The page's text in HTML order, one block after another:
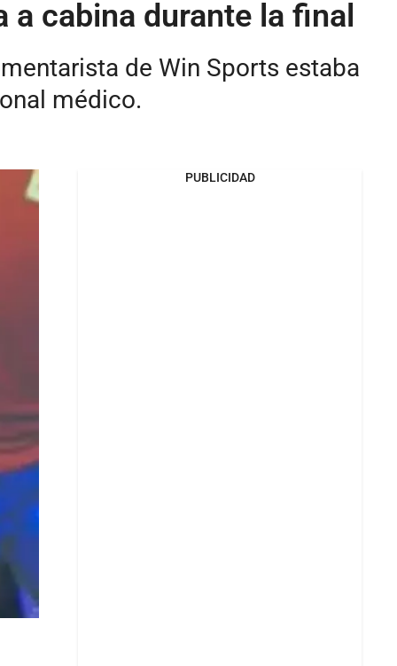
cabina durante la final
de Win Sports estaba
médico.
PUBLICIDAD